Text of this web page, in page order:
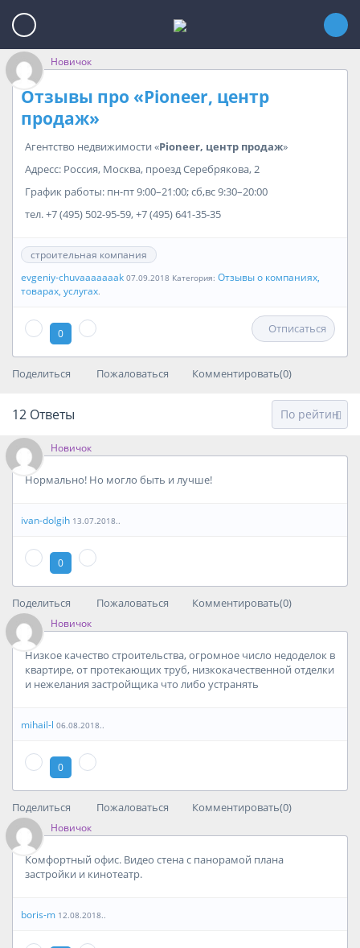
Новичок
Отзывы про «Pioneer, центр
продаж»
Агентство недвижимости «Pioneer, центр продаж»
Адресс: Россия, Москва, проезд Серебрякова, 2
График работы: пн-пт 9:00–21:00; сб,вс 9:30–20:00
тел. +7 (495) 502-95-59, +7 (495) 641-35-35
строительная компания
evgeniy-chuvaaaaaaak 07.09.2018 Категория: Отзывы о компаниях,
товарах, услугах.
0 Отписаться
Поделиться Пожаловаться Комментировать(0)
12 Ответы
Новичок
Нормально! Но могло быть и лучше!
ivan-dolgih 13.07.2018..
0
Поделиться Пожаловаться Комментировать(0)
Новичок
Низкое качество строительства, огромное число недоделок в
квартире, от протекающих труб, низкокачественной отделки
и нежелания застройщика что либо устранять
mihail-l 06.08.2018..
0
Поделиться Пожаловаться Комментировать(0)
Новичок
Комфортный офис. Видео стена с панорамой плана
застройки и кинотеатр.
boris-m 12.08.2018..